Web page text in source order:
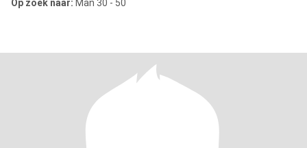
Op zoek naar: Man 30 - 50